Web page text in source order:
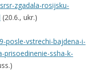
zgadala-rosijsku-
(20.6., ukr.)
posle-vstrechi-bajdena-i-
prisoedinenie-ssha-k-